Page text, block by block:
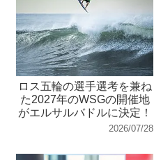
ロス五輪の選手選考を兼ね
た2027年のWSGの開催地
がエルサルバドルに決定！
2026/07/28